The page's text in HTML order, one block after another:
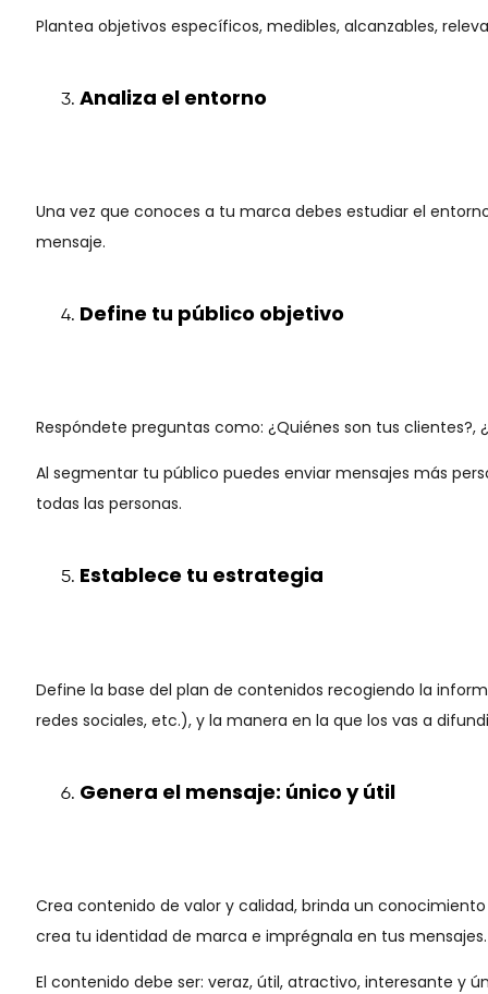
Plantea objetivos específicos, medibles, alcanzables,
Analiza el entorno
Una vez que conoces a tu marca debes estudiar el
mensaje.
Define tu público objetivo
Respóndete preguntas como: ¿Quiénes son tus clientes?,
Al segmentar tu público puedes enviar mensajes más
todas las personas.
Establece tu estrategia
Define la base del plan de contenidos recogiendo la
redes sociales, etc.), y la manera en la que los vas a
Genera el mensaje: único y útil
Crea contenido de valor y calidad, brinda un
crea tu identidad de marca e imprégnala en tus
El contenido debe ser: veraz, útil, atractivo, interesante y